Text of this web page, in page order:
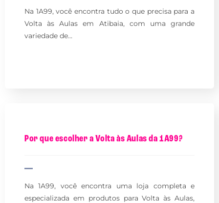
Na 1A99, você encontra tudo o que precisa para a
Volta às Aulas em Atibaia, com uma grande
variedade de…
Por que escolher a Volta às Aulas da 1A99?
Na 1A99, você encontra uma loja completa e
especializada em produtos para Volta às Aulas,